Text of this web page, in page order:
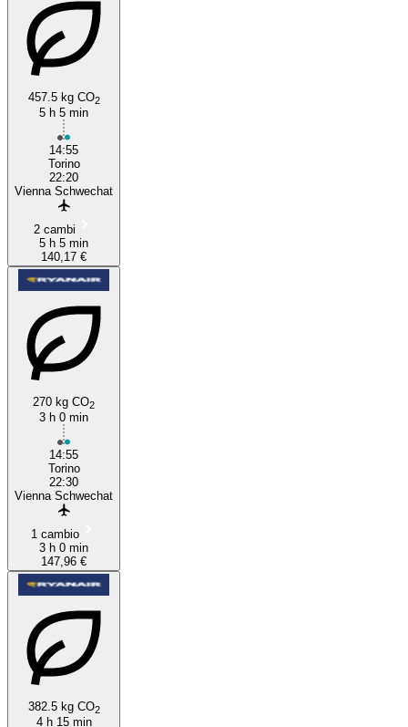
457.5 kg CO2
5 h 5 min
14:55
Torino
22:20
Vienna Schwechat
2 cambi
5 h 5 min
140,17 €
270 kg CO2
3 h 0 min
14:55
Torino
22:30
Vienna Schwechat
1 cambio
3 h 0 min
147,96 €
382.5 kg CO2
4 h 15 min